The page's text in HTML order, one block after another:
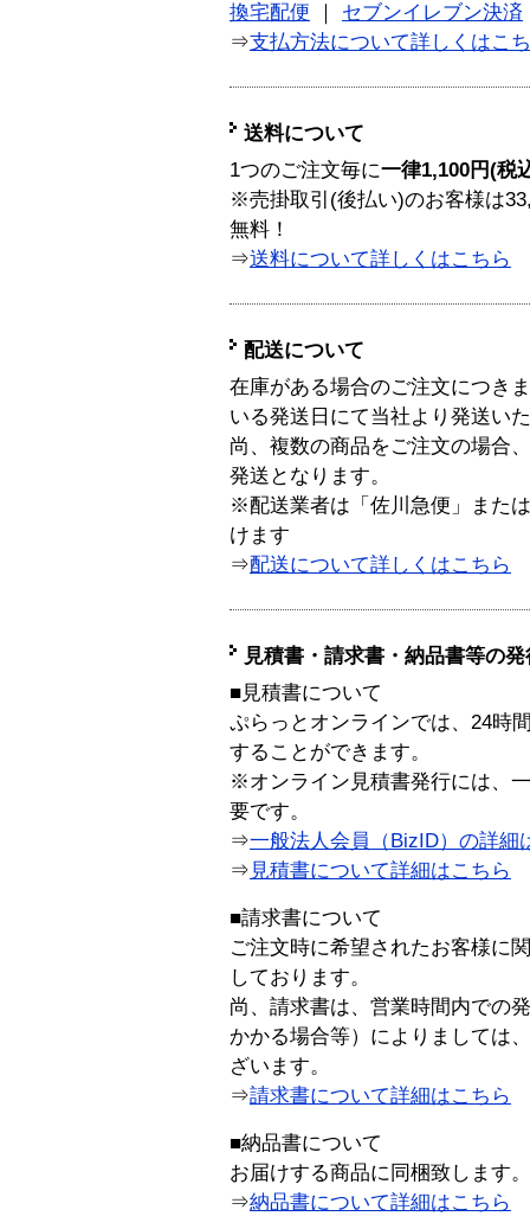
換宅配便
セブンイレブン決済
⇒支払方法について詳しくはこ
送料について
1つのご注文毎に一律1,100円(税
※売掛取引(後払い)のお客様は
無料！
⇒送料について詳しくはこちら
配送について
在庫がある場合のご注文につき
いる発送日にて当社より発送い
尚、複数の商品をご注文の場合
発送となります。
※配送業者は「佐川急便」また
けます
⇒配送について詳しくはこちら
見積書・請求書・納品書等の
■見積書について
ぷらっとオンラインでは、24時
することができます。
※オンライン見積書発行には、
要です。
⇒一般法人会員（BizID）の詳細
⇒ 見積書について詳細はこちら
■請求書について
ご注文時に希望されたお客様に
しております。
尚、請求書は、営業時間内での
かかる場合等）によりましては
ざいます。
⇒請求書について詳細はこちら
■納品書について
お届けする商品に同梱致します。
⇒納品書について詳細はこちら